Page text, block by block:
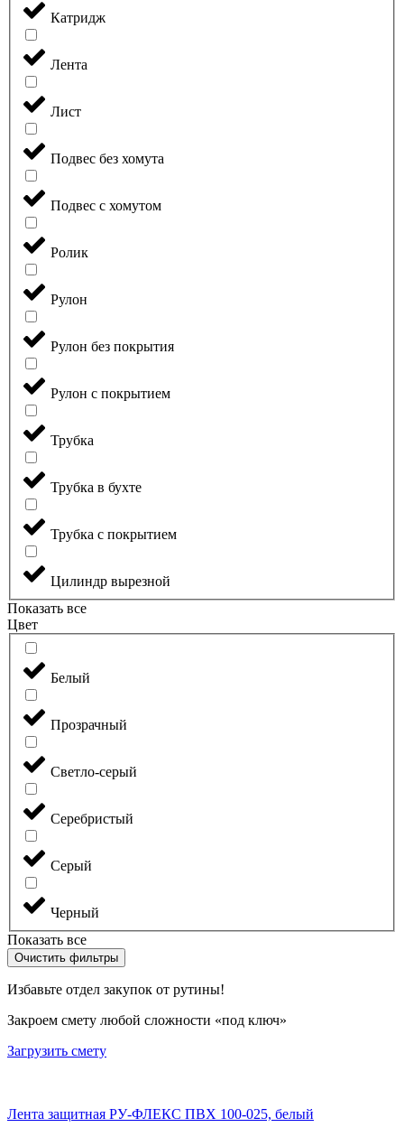
Катридж
Лента
Лист
Подвес без хомута
Подвес с хомутом
Ролик
Рулон
Рулон без покрытия
Рулон с покрытием
Трубка
Трубка в бухте
Трубка с покрытием
Цилиндр вырезной
Показать все
Цвет
Белый
Прозрачный
Светло-серый
Серебристый
Серый
Черный
Показать все
Очистить фильтры
Избавьте отдел закупок от рутины!
Закроем смету любой сложности «под ключ»
Загрузить смету
Лента защитная РУ-ФЛЕКС ПВХ 100-025, белый